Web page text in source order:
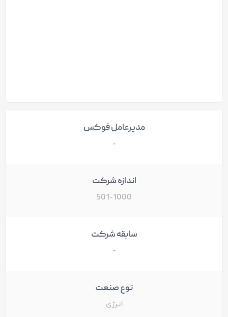
مدیرعامل فوکس
-
اندازه شرکت
501-1000
سابقه شرکت
-
نوع صنعت
انرژی